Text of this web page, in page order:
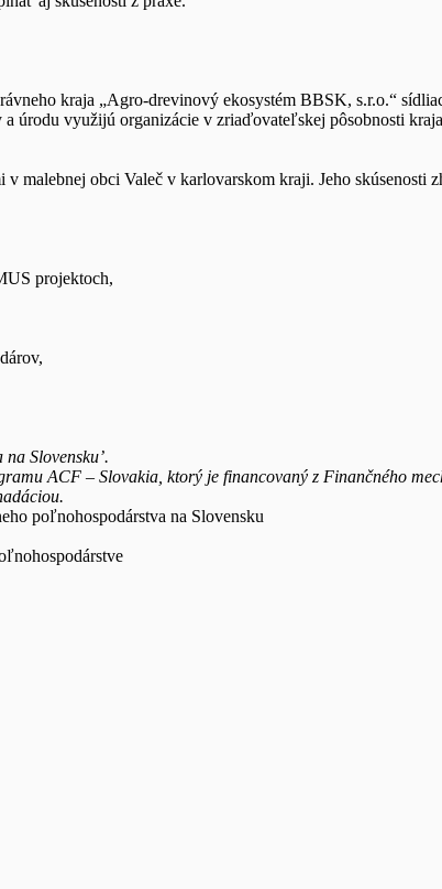
kraja „Agro-drevinový ekosystém BBSK, s.r.o.“
úrodu využijú organizácie v zriaďovateľskej pôsobnosti
malebnej obci Valeč v karlovarskom kraji. Jeho skúsenosti
projektoch,
Slovensku’.
ACF – Slovakia, ktorý je financovaný z Finančného
poľnohospodárstva na Slovensku